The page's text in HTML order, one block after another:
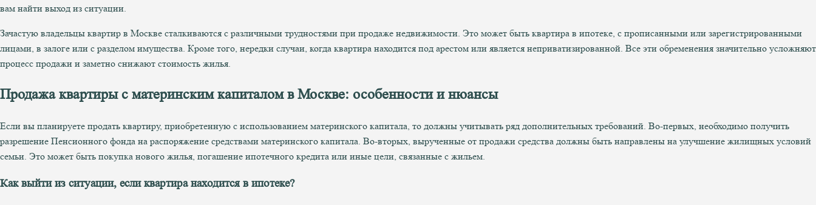
вам найти выход из ситуации.
Зачастую владельцы квартир в Москве сталкиваются с различными трудностями при продаже недвижимости. Это может быть квартира в ипотеке, с прописанными или зарегистрированными
лицами, в залоге или с разделом имущества. Кроме того, нередки случаи, когда квартира находится под арестом или является неприватизированной. Все эти обременения значительно усложняют
процесс продажи и заметно снижают стоимость жилья.
Продажа квартиры с материнским капиталом в Москве: особенности и нюансы
Если вы планируете продать квартиру, приобретенную с использованием материнского капитала, то должны учитывать ряд дополнительных требований. Во-первых, необходимо получить
разрешение Пенсионного фонда на распоряжение средствами материнского капитала. Во-вторых, вырученные от продажи средства должны быть направлены на улучшение жилищных условий
семьи. Это может быть покупка нового жилья, погашение ипотечного кредита или иные цели, связанные с жильем.
Как выйти из ситуации, если квартира находится в ипотеке?